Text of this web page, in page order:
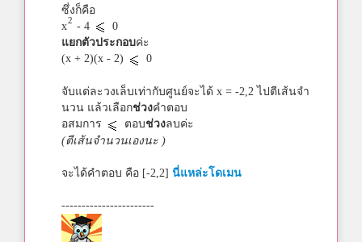
ซึ่งก็คือ
x2 - 4
0
แยกตัวประกอบค่ะ
(x + 2)(x - 2)
0
จับแต่ละวงเล็บเท่ากับศูนย์จะได้ x = -2,2 ไปตีเส้นจำ
นวน แล้วเลือกช่วงคำตอบ
อสมการ
ตอบช่วงลบค่ะ
(ตีเส้นจำนวนเองนะ )
จะได้คำตอบ คือ [-2,2] นี่แหล่ะโดเมน
-----------------------